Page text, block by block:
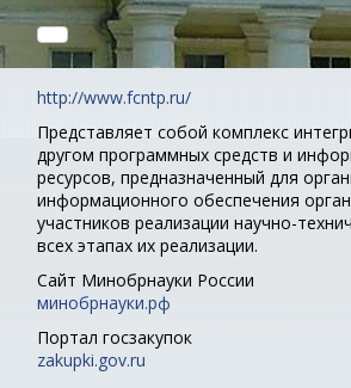
http://www.fcntp.ru/
Представляет собой комплекс
другом программных средств и
ресурсов, предназначенный для
информационного обеспечения
участников реализации научно-
всех этапах их реализации.
Сайт Минобрнауки России
минобрнауки.рф
Портал госзакупок
zakupki.gov.ru